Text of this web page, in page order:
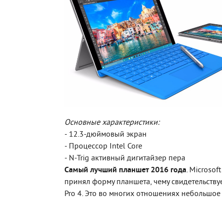
Основные характеристики:
- 12.3-дюймовый экран
- Процессор Intel Core
- N-Trig активный дигитайзер пера
Самый лучший планшет 2016 года.
принял форму планшета, чему
Pro 4. Это во многих отношениях